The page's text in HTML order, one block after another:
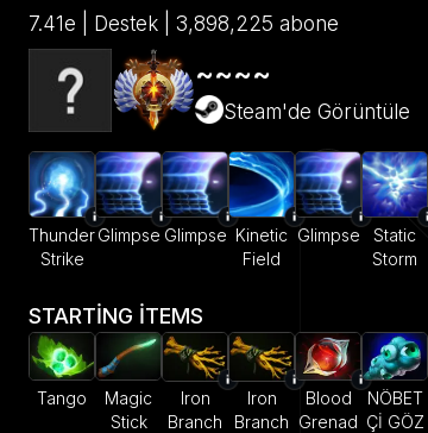
7.41e | Destek | 3,898,225 abone
~~~~
Steam'de Görüntüle
Thunder
Strike
Glimpse Glimpse Kinetic
Field
Glimpse
Static
Storm
STARTING ITEMS
Tango
Magic
Stick
Iron
Branch
Iron
Branch
Blood
Grenad
NÖBET
Çİ GÖZ